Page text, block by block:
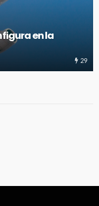
internacional